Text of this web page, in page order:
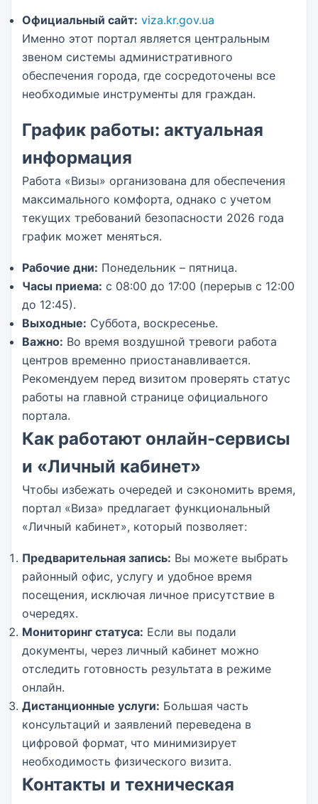
Официальный сайт: viza.kr.gov.ua
Именно этот портал является центральным
звеном системы административного
обеспечения города, где сосредоточены все
необходимые инструменты для граждан.
График работы: актуальная
информация
Работа «Визы» организована для обеспечения
максимального комфорта, однако с учетом
текущих требований безопасности 2026 года
график может меняться.
Рабочие дни: Понедельник – пятница.
Часы приема: с 08:00 до 17:00 (перерыв с 12:00
до 12:45).
Выходные: Суббота, воскресенье.
Важно: Во время воздушной тревоги работа
центров временно приостанавливается.
Рекомендуем перед визитом проверять статус
работы на главной странице официального
портала.
Как работают онлайн-сервисы
и «Личный кабинет»
Чтобы избежать очередей и сэкономить время,
портал «Виза» предлагает функциональный
«Личный кабинет», который позволяет:
Предварительная запись: Вы можете выбрать
районный офис, услугу и удобное время
посещения, исключая личное присутствие в
очередях.
Мониторинг статуса: Если вы подали
документы, через личный кабинет можно
отследить готовность результата в режиме
онлайн.
Дистанционные услуги: Большая часть
консультаций и заявлений переведена в
цифровой формат, что минимизирует
необходимость физического визита.
Контакты и техническая